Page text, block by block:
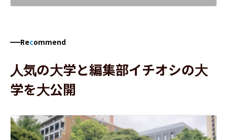
Recommend
人気の大学と編集部イチオシの大
学を大公開